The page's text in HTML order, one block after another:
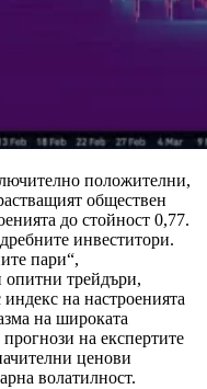
положителни,
обществен
до стойност 0,77.
инвеститори.
пари“,
опитни трейдъри,
на настроенията
на широката
на експертите
ценови
волатилност.